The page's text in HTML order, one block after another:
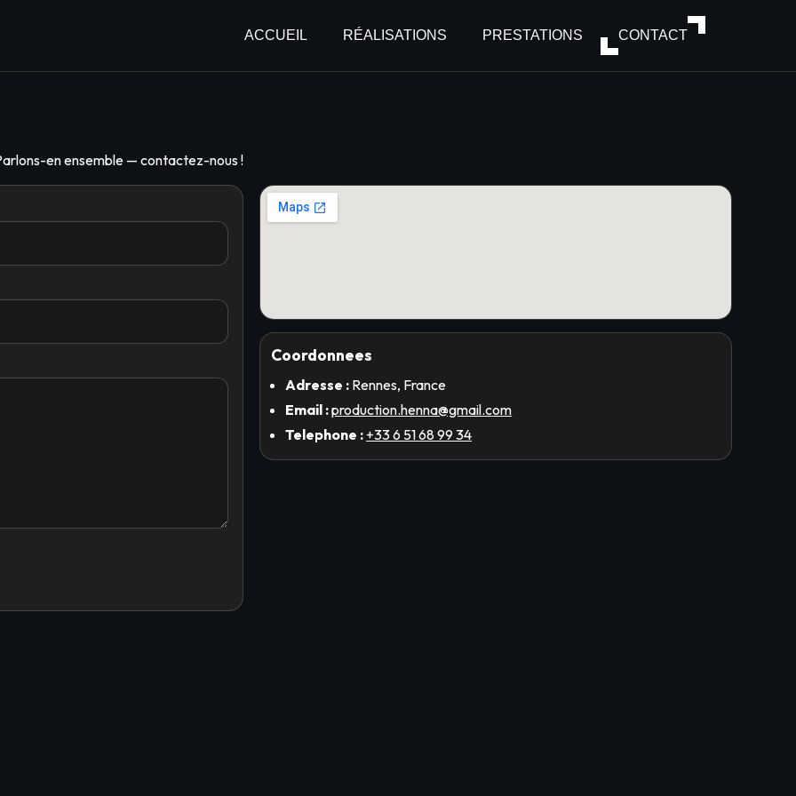
ACCUEIL RÉALISATIONS PRESTATIONS CONTACT
en ensemble — contactez-nous !
Coordonnees
Adresse : Rennes, France
Email :production.henna@gmail.com
Telephone : +33 6 51 68 99 34